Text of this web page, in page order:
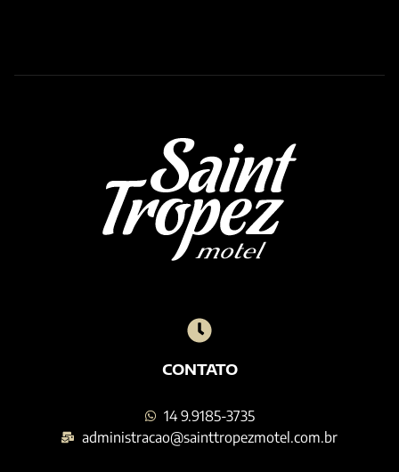
CONTATO
14 9.9185-3735
administracao@sainttropezmotel.com.br